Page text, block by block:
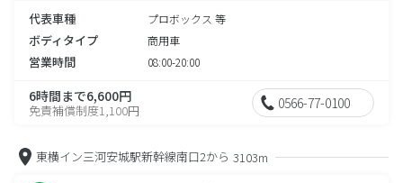
代表車種 プロボックス 等
ボディタイプ 商用車
営業時間 08:00-20:00
6時間まで6,600円
免責補償制度1,100円 0566-77-0100
東横イン三河安城駅新幹線南口2から 3103m